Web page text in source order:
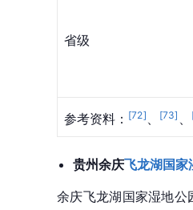
省级
参考资料： [72] 、 [73] 、
贵州余庆飞龙湖国家
余庆飞龙湖国家湿地公